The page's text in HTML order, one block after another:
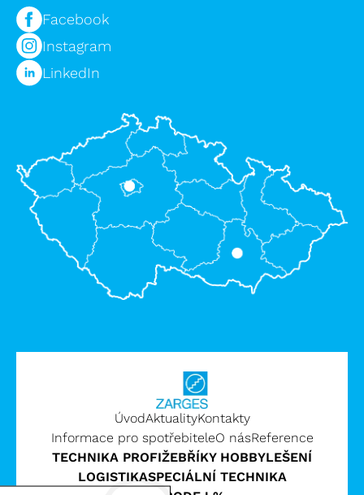
Facebook
Instagram
LinkedIn
TECHNIKA PROFIŽEBŘÍKY HOBBYLEŠENÍ
LOGISTIKASPECIÁLNÍ TECHNIKA
ÚvodAktualityKontakty
Informace pro spotřebiteleO násReference